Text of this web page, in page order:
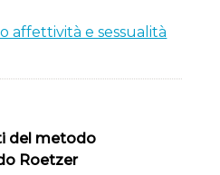
affettività e sessualità
del metodo
Roetzer